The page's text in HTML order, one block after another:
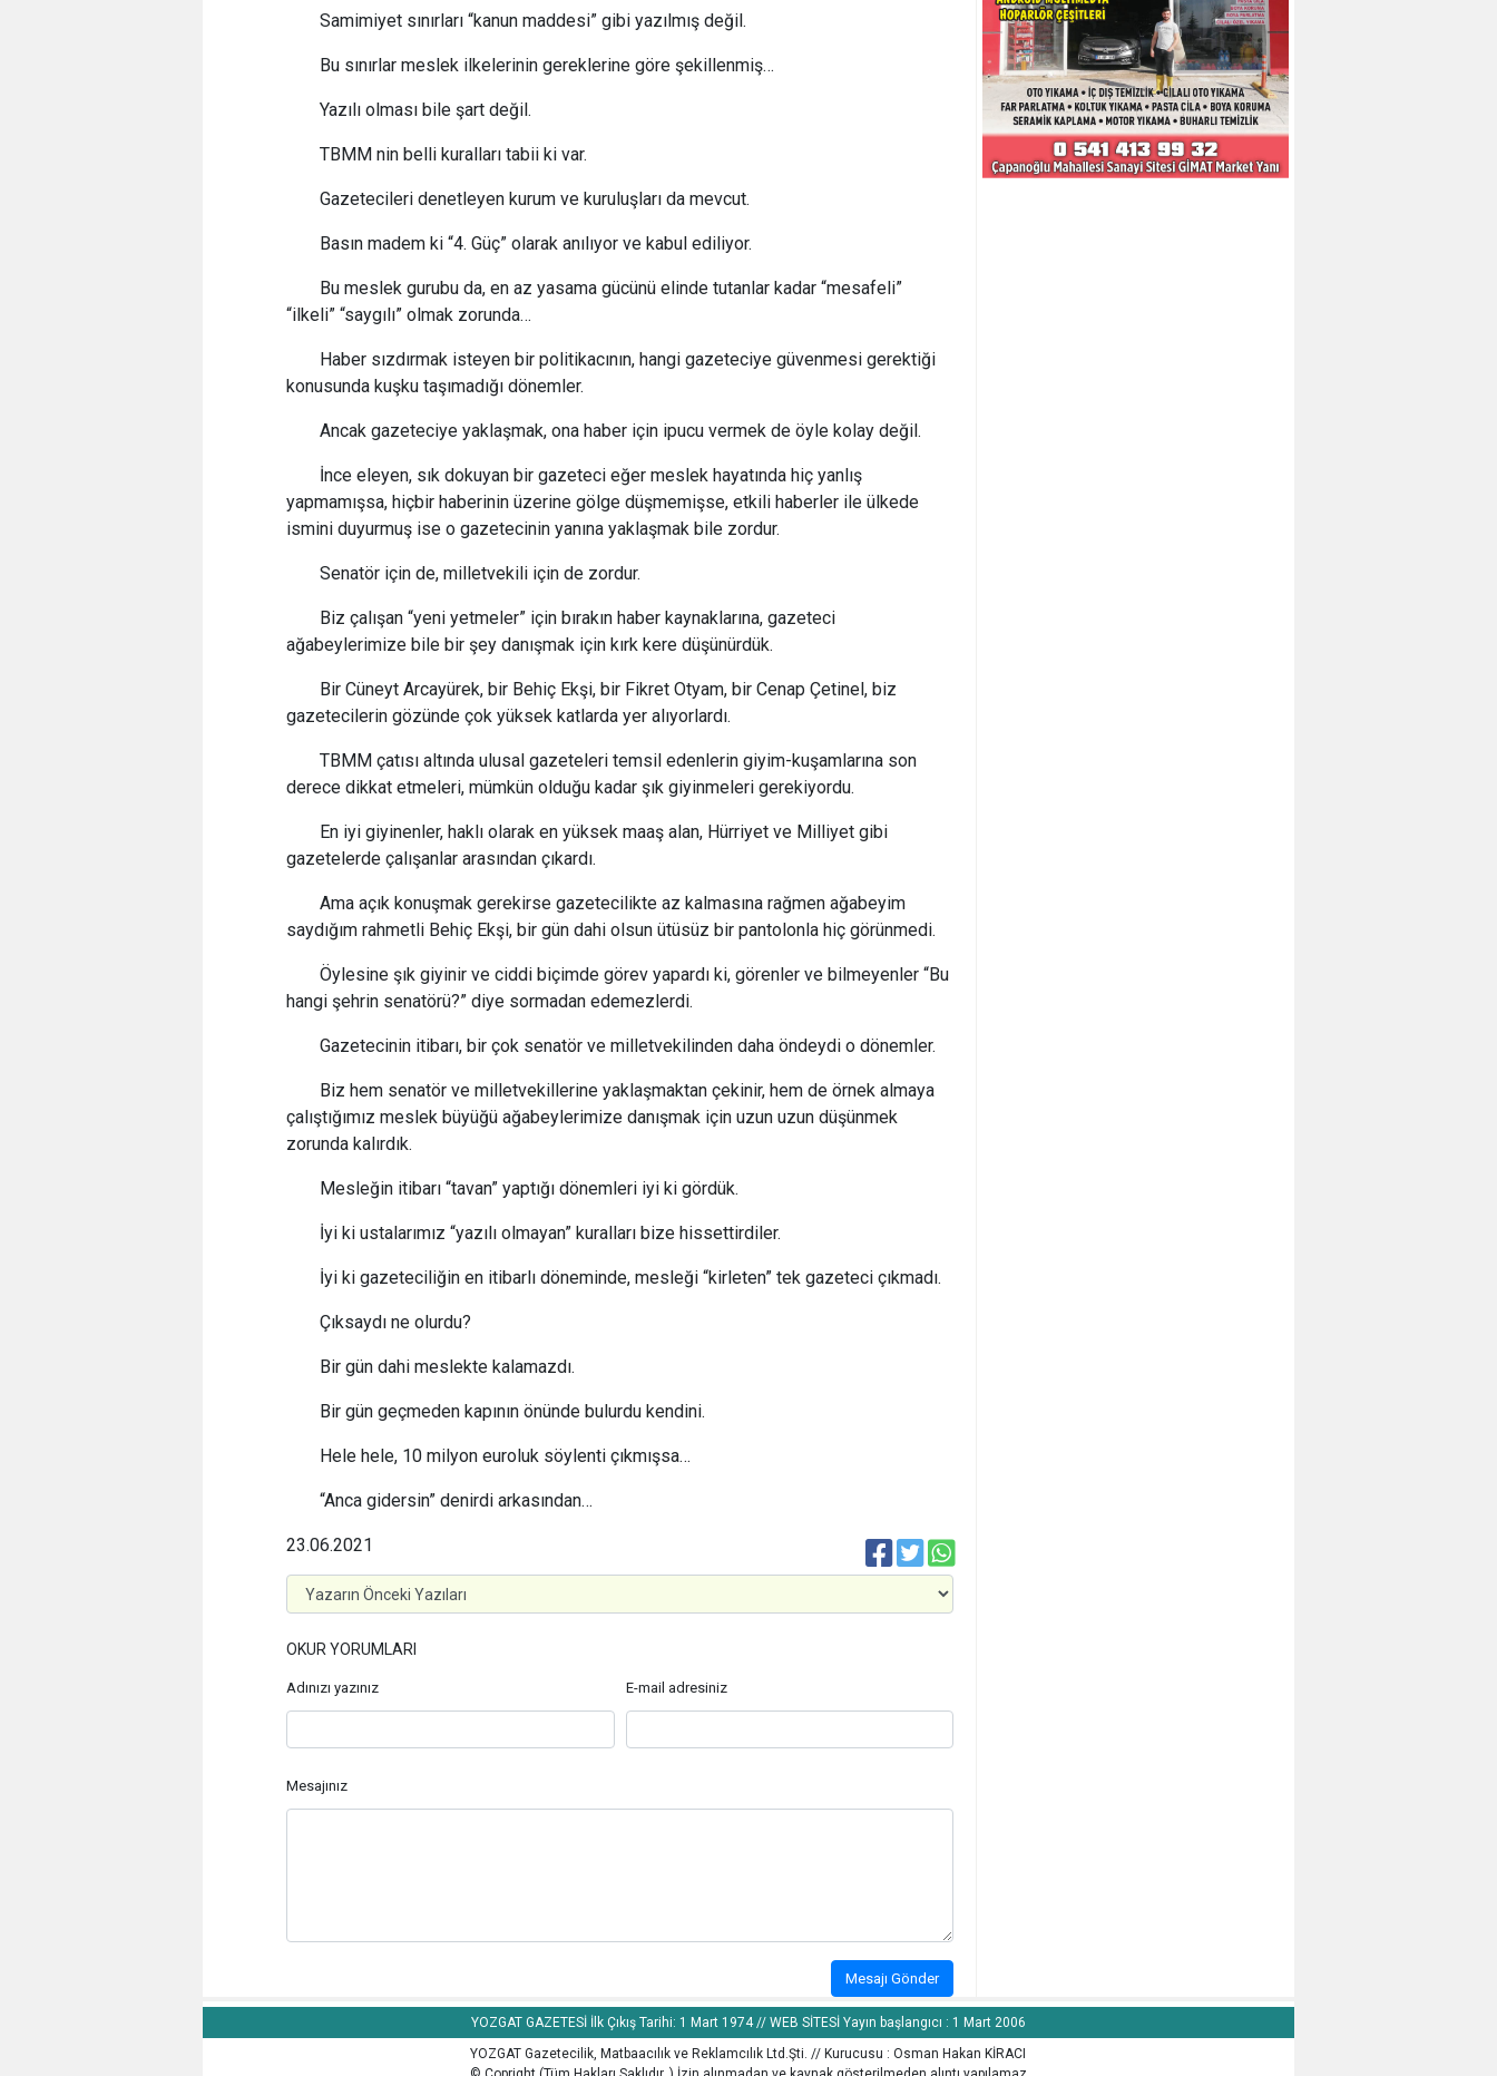
Samimiyet sınırları “kanun maddesi” gibi yazılmış değil.
Bu sınırlar meslek ilkelerinin gereklerine göre şekillenmiş…
Yazılı olması bile şart değil.
TBMM nin belli kuralları tabii ki var.
Gazetecileri denetleyen kurum ve kuruluşları da mevcut.
Basın madem ki “4. Güç” olarak anılıyor ve kabul ediliyor.
Bu meslek gurubu da, en az yasama gücünü elinde tutanlar kadar “mesafeli”
“ilkeli” “saygılı” olmak zorunda…
Haber sızdırmak isteyen bir politikacının, hangi gazeteciye güvenmesi gerektiği
konusunda kuşku taşımadığı dönemler.
Ancak gazeteciye yaklaşmak, ona haber için ipucu vermek de öyle kolay değil.
İnce eleyen, sık dokuyan bir gazeteci eğer meslek hayatında hiç yanlış
yapmamışsa, hiçbir haberinin üzerine gölge düşmemişse, etkili haberler ile ülkede
ismini duyurmuş ise o gazetecinin yanına yaklaşmak bile zordur.
Senatör için de, milletvekili için de zordur.
Biz çalışan “yeni yetmeler” için bırakın haber kaynaklarına, gazeteci
ağabeylerimize bile bir şey danışmak için kırk kere düşünürdük.
Bir Cüneyt Arcayürek, bir Behiç Ekşi, bir Fikret Otyam, bir Cenap Çetinel, biz
gazetecilerin gözünde çok yüksek katlarda yer alıyorlardı.
TBMM çatısı altında ulusal gazeteleri temsil edenlerin giyim-kuşamlarına son
derece dikkat etmeleri, mümkün olduğu kadar şık giyinmeleri gerekiyordu.
En iyi giyinenler, haklı olarak en yüksek maaş alan, Hürriyet ve Milliyet gibi
gazetelerde çalışanlar arasından çıkardı.
Ama açık konuşmak gerekirse gazetecilikte az kalmasına rağmen ağabeyim
saydığım rahmetli Behiç Ekşi, bir gün dahi olsun ütüsüz bir pantolonla hiç görünmedi.
Öylesine şık giyinir ve ciddi biçimde görev yapardı ki, görenler ve bilmeyenler “Bu
hangi şehrin senatörü?” diye sormadan edemezlerdi.
Gazetecinin itibarı, bir çok senatör ve milletvekilinden daha öndeydi o dönemler.
Biz hem senatör ve milletvekillerine yaklaşmaktan çekinir, hem de örnek almaya
çalıştığımız meslek büyüğü ağabeylerimize danışmak için uzun uzun düşünmek
zorunda kalırdık.
Mesleğin itibarı “tavan” yaptığı dönemleri iyi ki gördük.
İyi ki ustalarımız “yazılı olmayan” kuralları bize hissettirdiler.
İyi ki gazeteciliğin en itibarlı döneminde, mesleği “kirleten” tek gazeteci çıkmadı.
Çıksaydı ne olurdu?
Bir gün dahi meslekte kalamazdı.
Bir gün geçmeden kapının önünde bulurdu kendini.
Hele hele, 10 milyon euroluk söylenti çıkmışsa…
“Anca gidersin” denirdi arkasından…
23.06.2021
OKUR YORUMLARI
Adınızı yazınız E-mail adresiniz
Mesajınız
Mesajı Gönder
YOZGAT GAZETESİ İlk Çıkış Tarihi: 1 Mart 1974 // WEB SİTESİ Yayın başlangıcı : 1 Mart 2006
YOZGAT Gazetecilik, Matbaacılık ve Reklamcılık Ltd.Şti. // Kurucusu : Osman Hakan KİRACI